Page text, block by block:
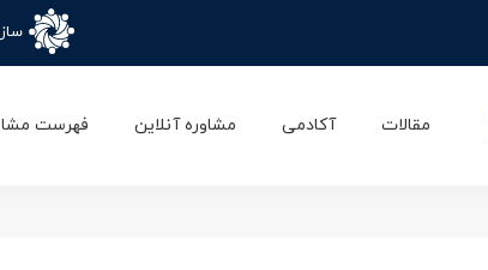
مقالات آکادمی مشاوره آنلاین فهرست
دسته بندی: سوء